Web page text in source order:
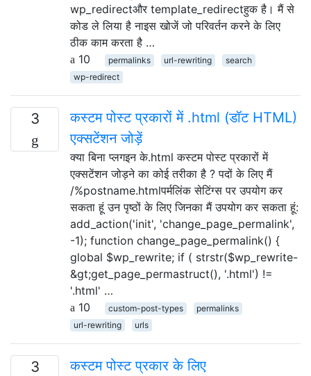
wp_redirectऔर template_redirectहुक है। मैं से
कोड ले लिया है नाइस खोजें जो परिवर्तन करने के लिए
ठीक काम करता है …
10
permalinks url-rewriting
search
wp-redirect
3
कस्टम पोस्ट प्रकारों में .html (डॉट HTML)
एक्सटेंशन जोड़ें
क्या बिना प्लगइन के.html कस्टम पोस्ट प्रकारों में
एक्सटेंशन जोड़ने का कोई तरीका है ? पदों के लिए मैं
/%postname.htmlपर्मलिंक सेटिंग्स पर उपयोग कर
सकता हूं उन पृष्ठों के लिए जिनका मैं उपयोग कर सकता हूं:
add_action('init', 'change_page_permalink',
-1); function change_page_permalink() {
global $wp_rewrite; if ( strstr($wp_rewrite-
&gt;get_page_permastruct(), '.html') !=
'.html' …
10
custom-post-types
permalinks
url-rewriting
urls
3
कस्टम पोस्ट प्रकार के लिए